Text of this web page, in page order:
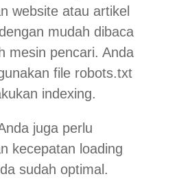
website atau artikel
mudah dibaca
mesin pencari. Anda
file robots.txt
indexing.
juga perlu
kecepatan loading
sudah optimal.